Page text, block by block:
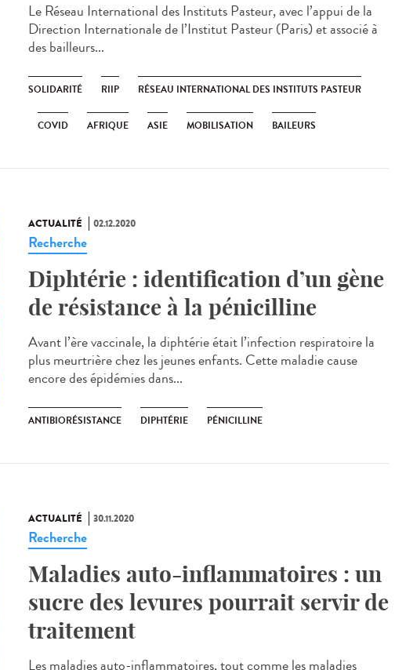
Le Réseau International des Instituts Pasteur, avec l’appui de la
Direction Internationale de l’Institut Pasteur (Paris) et associé à
des bailleurs...
SOLIDARITÉ RIIP RÉSEAU INTERNATIONAL DES INSTITUTS PASTEUR
COVID AFRIQUE ASIE MOBILISATION BAILEURS
ACTUALITÉ 02.12.2020
Recherche
Diphtérie : identification d’un gène
de résistance à la pénicilline
Avant l’ère vaccinale, la diphtérie était l’infection respiratoire la
plus meurtrière chez les jeunes enfants. Cette maladie cause
encore des épidémies dans...
ANTIBIORÉSISTANCE DIPHTÉRIE PÉNICILLINE
ACTUALITÉ 30.11.2020
Recherche
Maladies auto-inflammatoires : un
sucre des levures pourrait servir de
traitement
Les maladies auto-inflammatoires, tout comme les maladies